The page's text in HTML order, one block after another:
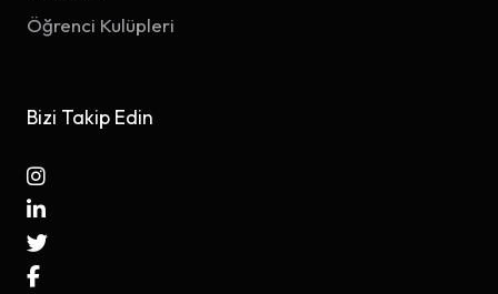
Öğrenci Kulüpleri
Bizi Takip Edin